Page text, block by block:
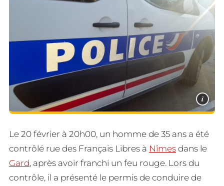
i
Le 20 février à 20h00, un homme de 35 ans a été
contrôlé rue des Français Libres à Nîmes dans le
Gard, après avoir franchi un feu rouge. Lors du
contrôle, il a présenté le permis de conduire de